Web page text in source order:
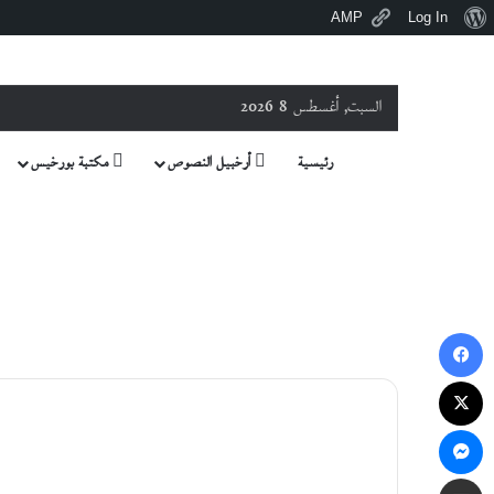
نبذةLog In
AMP
السبت, أغسطس 8 2026
رئيسية أرخبيل النصوص مكتبة بورخيس